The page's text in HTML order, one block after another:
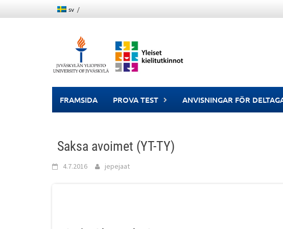
to
sv
FRAMSIDA PROVA TEST ANVISNINGAR FÖR
Saksa avoimet (YT-TY)
4.7.2016 jepejaat